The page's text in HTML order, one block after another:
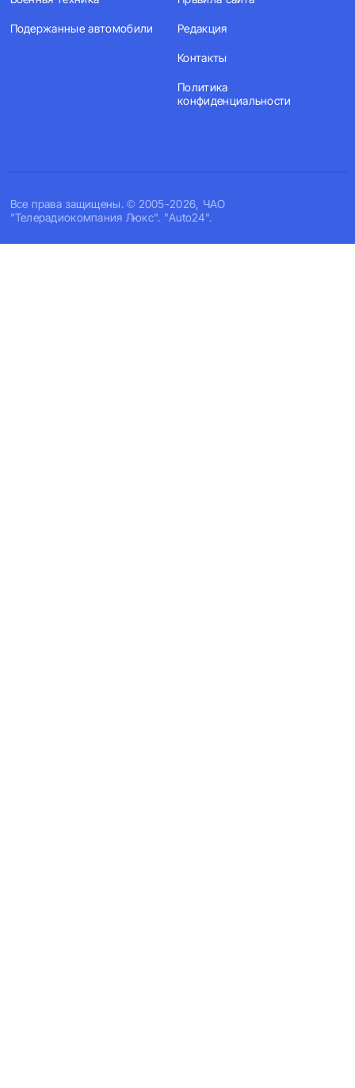
Все права защищены. © 2005-2026, ЧАО
"Телерадиокомпания Люкс". "Auto24".
Подержанные автомобили Редакция
Контакты
Политика
конфиденциальности